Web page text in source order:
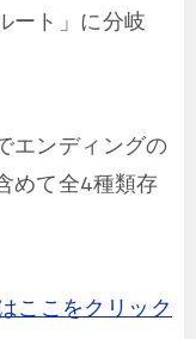
ート」に分岐
エンディングの
めて全4種類存
ここをクリック